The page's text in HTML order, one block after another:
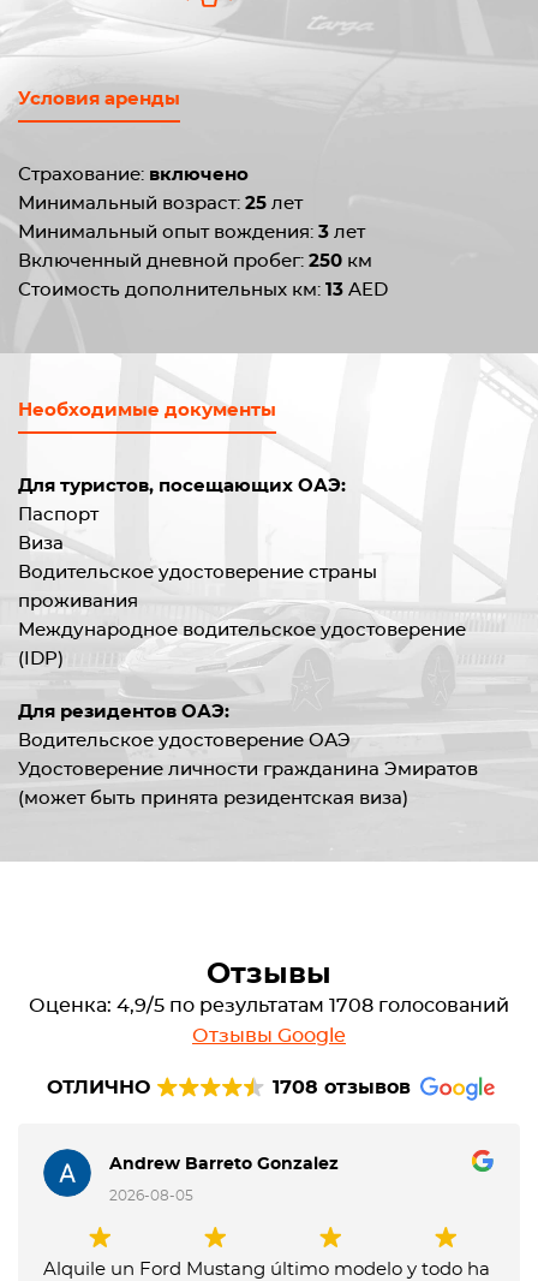
Условия аренды
Страхование: включено
Минимальный возраст: 25 лет
Минимальный опыт вождения: 3 лет
Включенный дневной пробег: 250 км
Стоимость дополнительных км: 13 AED
Необходимые документы
Для туристов, посещающих ОАЭ:
Паспорт
Виза
Водительское удостоверение страны
проживания
Международное водительское удостоверение
(IDP)
Для резидентов ОАЭ:
Водительское удостоверение ОАЭ
Удостоверение личности гражданина Эмиратов
(может быть принята резидентская виза)
Отзывы
Оценка: 4,9/5 по результатам 1708 голосований
Отзывы Google
ОТЛИЧНО 1708 отзывов
Andrew Barreto Gonzalez
2026-08-05
Alquile un Ford Mustang último modelo y todo ha